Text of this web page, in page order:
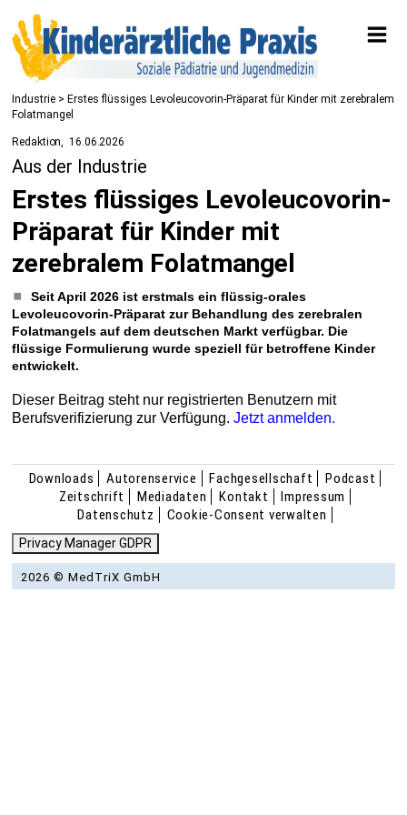
Industrie > Erstes flüssiges Levoleucovorin-Präparat für Kinder mit zerebralem
Folatmangel
Redaktion 16.06.2026
Aus der Industrie
Erstes flüssiges Levoleucovorin-
Präparat für Kinder mit
zerebralem Folatmangel
Seit April 2026 ist erstmals ein flüssig-orales
Levoleucovorin-Präparat zur Behandlung des zerebralen
Folatmangels auf dem deutschen Markt verfügbar. Die
flüssige Formulierung wurde speziell für betroffene Kinder
entwickelt.
Dieser Beitrag steht nur registrierten Benutzern mit
Berufsverifizierung zur Verfügung.Jetzt anmelden.
Downloads Autorenservice Fachgesellschaft
Podcast
Zeitschrift
Mediadaten Kontakt
Impressum
Datenschutz
Cookie-Consent verwalten
Privacy Manager GDPR
2026 © MedTriX GmbH